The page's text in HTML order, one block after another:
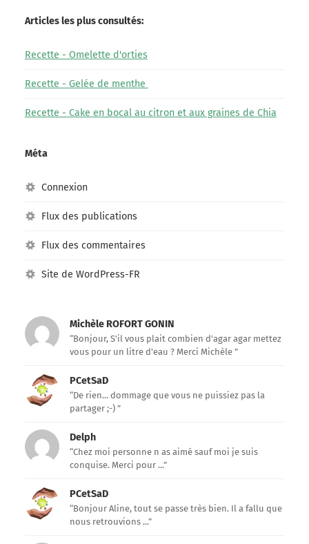
Articles les plus consultés:
Recette - Omelette d'orties
Recette - Gelée de menthe
Recette - Cake en bocal au citron et aux graines de Chia
Méta
Connexion
Flux des publications
Flux des commentaires
Site de WordPress-FR
Michèle ROFORT GONIN
“Bonjour, S'il vous plait combien d'agar agar mettez
vous pour un litre d'eau ? Merci Michèle ”
PCetSaD
“De rien... dommage que vous ne puissiez pas la
partager ;-) ”
Delph
“Chez moi personne n as aimé sauf moi je suis
conquise. Merci pour ...”
PCetSaD
“Bonjour Aline, tout se passe très bien. Il a fallu que
nous retrouvions ...”